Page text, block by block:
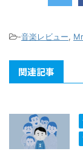
-音楽レビュー,
関連記事